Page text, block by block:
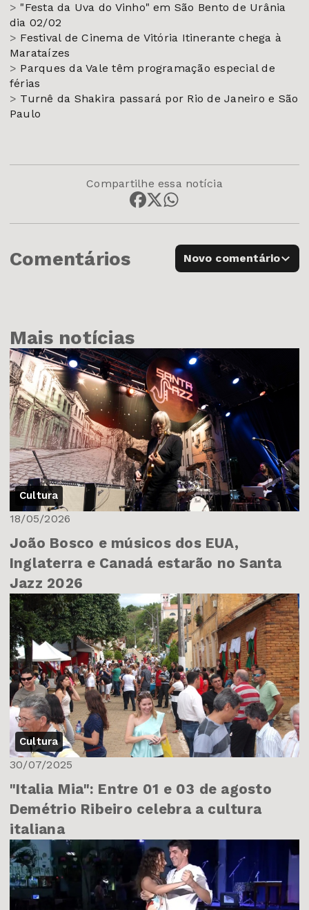
> "Festa da Uva do Vinho" em São Bento de Urânia
dia 02/02
> Festival de Cinema de Vitória Itinerante chega à
Marataízes
> Parques da Vale têm programação especial de
férias
> Turnê da Shakira passará por Rio de Janeiro e São
Paulo
Compartilhe essa notícia
Comentários Novo comentário
Mais notícias
Cultura
18/05/2026
João Bosco e músicos dos EUA,
Inglaterra e Canadá estarão no Santa
Jazz 2026
Cultura
30/07/2025
"Italia Mia": Entre 01 e 03 de agosto
Demétrio Ribeiro celebra a cultura
italiana